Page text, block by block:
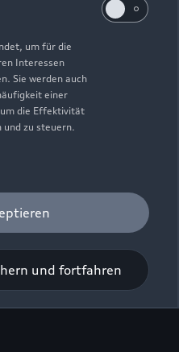
um für die
Interessen
Sie werden auch
einer
die Effektivität
und zu steuern.
und fortfahren